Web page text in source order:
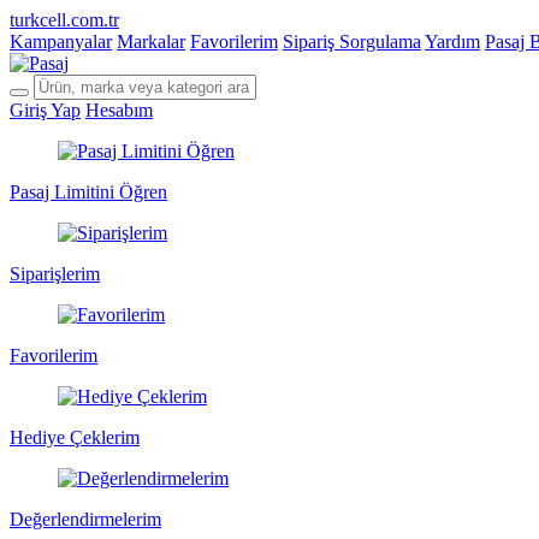
turkcell.com.tr
Kampanyalar Markalar Favorilerim Sipariş Sorgulama Yardım Pasaj
Giriş Yap Hesabım
Pasaj Limitini Öğren
Siparişlerim
Favorilerim
Hediye Çeklerim
Değerlendirmelerim